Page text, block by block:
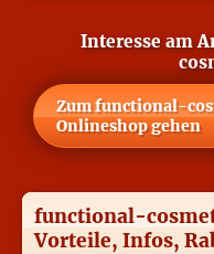
Interesse am
Zumfunctional-
Onlineshop gehen
functional-
Vorteile, Infos,